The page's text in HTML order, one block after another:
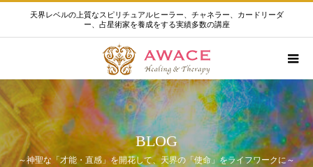
天界レベルの上質なスピリチュアルヒーラー、チャネラー、カードリーダ
ー、占星術家を養成をする実績多数の講座
BLOG
～神聖な「才能・直感」を開花して、天界の「使命」をライフワークに～